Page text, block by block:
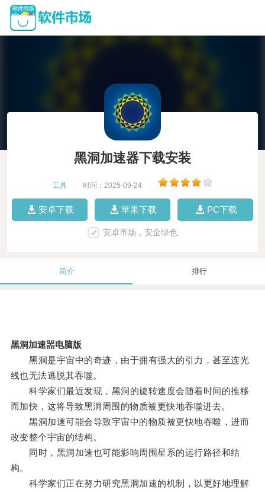
黑洞加速器下载安装
工具 时间：2025-09-24
安卓下载 苹果下载 PC下载
安卓市场，安全绿色
简介 排行
黑洞加速噐电脑版
黑洞是宇宙中的奇迹，由于拥有强大的引力，甚至连光
线也无法逃脱其吞噬。
科学家们最近发现，黑洞的旋转速度会随着时间的推移
而加快，这将导致黑洞周围的物质被更快地吞噬进去。
黑洞加速可能会导致宇宙中的物质被更快地吞噬，进而
改变整个宇宙的结构。
同时，黑洞加速也可能影响周围星系的运行路径和结
构。
科学家们正在努力研究黑洞加速的机制，以更好地理解